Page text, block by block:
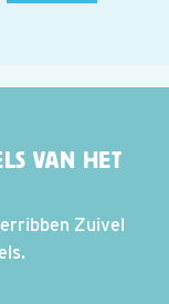
VAN HET
Zuivel